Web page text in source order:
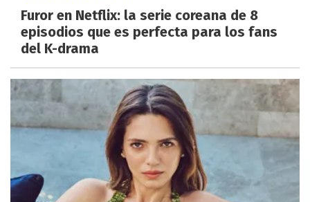
Furor en Netflix: la serie coreana de 8
episodios que es perfecta para los fans
del K-drama